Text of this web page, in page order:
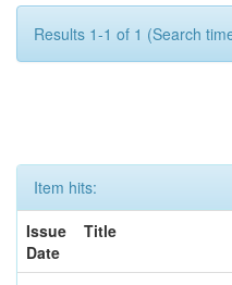
Results 1-1 of 1 (Search
Item hits:
Issue
Date
Title